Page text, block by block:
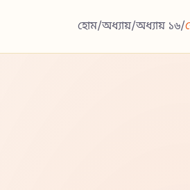
হোম/অধ্যায়/অধ্যায় ১৬/